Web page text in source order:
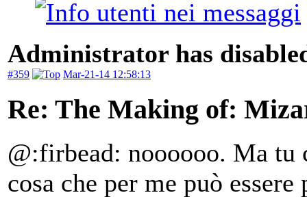
Administrator has
#359 Mar-21-14 12:58:13
Re: The Making of:
@:firbead: noooooo. Ma tu
cosa che per me può